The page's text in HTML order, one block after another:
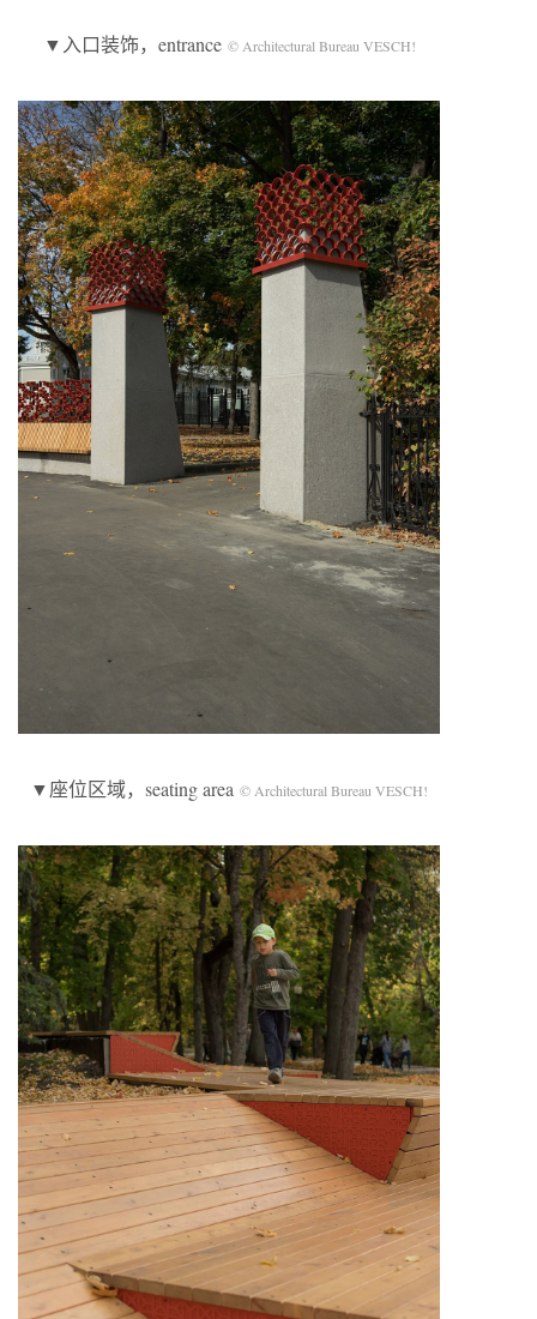
▼入口装饰，entrance © Architectural Bureau VESCH!
▼座位区域，seating area © Architectural Bureau VESCH!